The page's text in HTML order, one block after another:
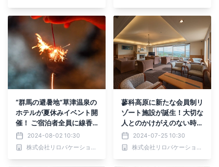
“群馬の避暑地”草津温泉の
ホテルが夏休みイベント開
催！ ご宿泊者全員に線香
花火を無料プレゼント｜2
024年8月31日まで
2024-08-02 10:30
株式会社リロバケーションズ
蓼科高原に新たな会員制リ
ゾート施設が誕生！大切な
人とのかけがえのない時間
を提供｜2024年7月20日
オープン
2024-07-25 10:30
株式会社リロバケーションズ